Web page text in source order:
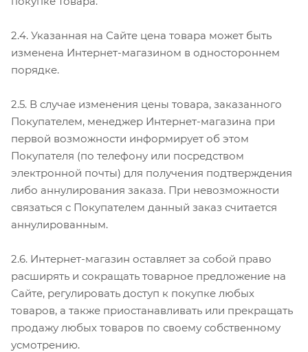
2.4. Указанная на Сайте цена товара может быть
изменена Интернет-магазином в одностороннем
порядке.
2.5. В случае изменения цены товара, заказанного
Покупателем, менеджер Интернет-магазина при
первой возможности информирует об этом
Покупателя (по телефону или посредством
электронной почты) для получения подтверждения
либо аннулирования заказа. При невозможности
связаться с Покупателем данный заказ считается
аннулированным.
2.6. Интернет-магазин оставляет за собой право
расширять и сокращать товарное предложение на
Сайте, регулировать доступ к покупке любых
товаров, а также приостанавливать или прекращать
продажу любых товаров по своему собственному
усмотрению.